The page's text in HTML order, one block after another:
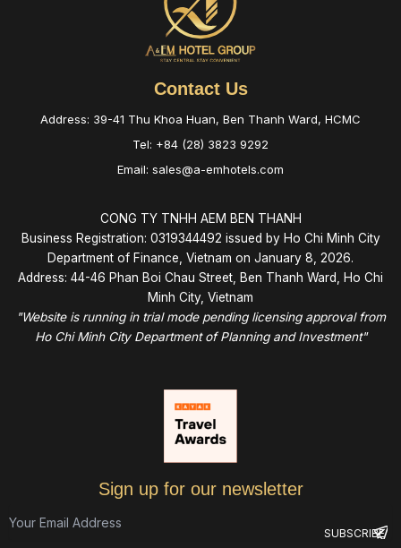
Contact Us
Address: 39-41 Thu Khoa Huan, Ben Thanh Ward, HCMC
Tel: +84 (28) 3823 9292
Email: sales@a-emhotels.com
CONG TY TNHH AEM BEN THANH
Business Registration: 0319344492 issued by Ho Chi Minh City
Department of Finance, Vietnam on January 8, 2026.
Address: 44-46 Phan Boi Chau Street, Ben Thanh Ward, Ho Chi
Minh City, Vietnam
"Website is running in trial mode pending licensing approval from
Ho Chi Minh City Department of Planning and Investment"
Sign up for our newsletter